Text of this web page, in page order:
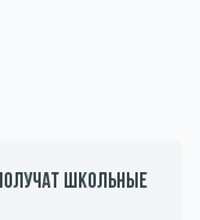
школьные